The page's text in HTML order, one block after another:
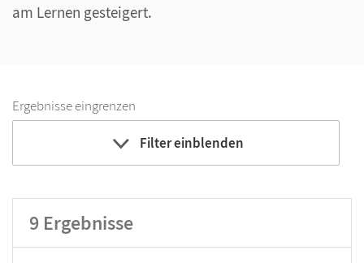
am Lernen gesteigert.
Ergebnisse eingrenzen
Filter einblenden
Bildungbereich Klassenstufe
9 Ergebnisse